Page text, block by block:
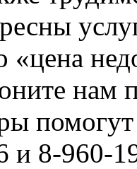
«цена
нам
помогут
и 8-960-